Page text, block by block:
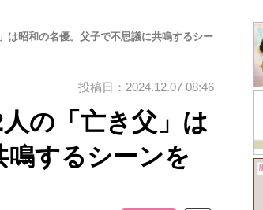
は昭和の名優。父子で不思議に共鳴するシー
投稿日：2024.12.07 08:46
の「亡き父」は
鳴するシーンを